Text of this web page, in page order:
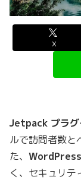
X
Jetpack プラグ
ルで訪問者数と
た、
く、セキュリテ